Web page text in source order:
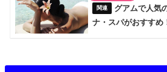
グアムで人気
ナ・スパがおすすめ